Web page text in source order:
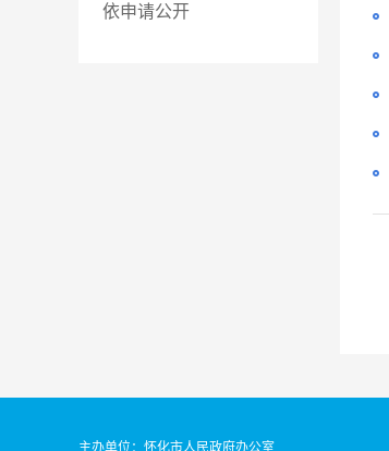
依申请公开
主办单位：怀化市人民政府办公室